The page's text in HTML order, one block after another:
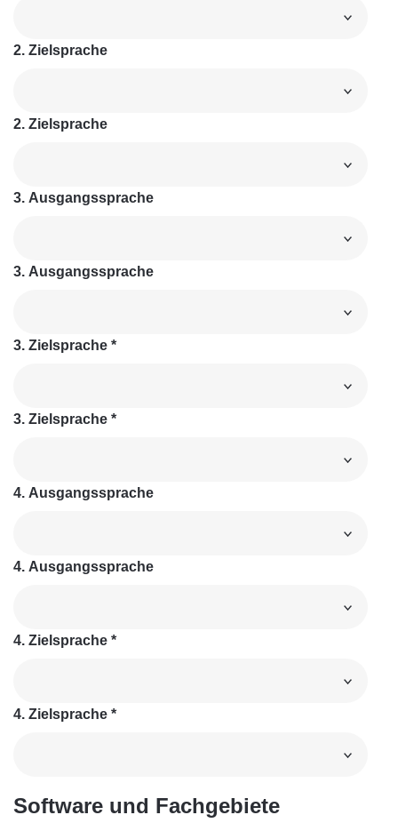
2. Zielsprache
2. Zielsprache
3. Ausgangssprache
3. Ausgangssprache
3. Zielsprache *
3. Zielsprache *
4. Ausgangssprache
4. Ausgangssprache
4. Zielsprache *
4. Zielsprache *
Software und Fachgebiete